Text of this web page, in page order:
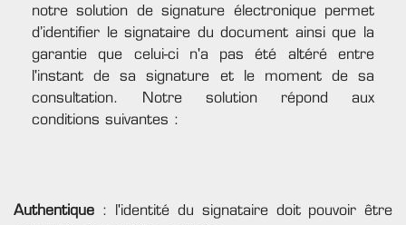
notre solution de signature électronique permet
d’identifier le signataire du document ainsi que la
garantie que celui-ci n'a pas été altéré entre
l'instant de sa signature et le moment de sa
consultation. Notre solution répond aux
conditions suivantes :
Authentique : l'identité du signataire doit pouvoir être